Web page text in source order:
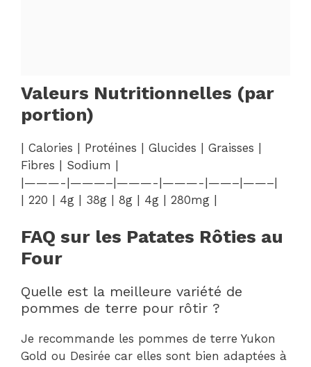
Valeurs Nutritionnelles (par
portion)
| Calories | Protéines | Glucides | Graisses |
Fibres | Sodium |
|———-|———–|———-|———-|——–|——–|
| 220 | 4g | 38g | 8g | 4g | 280mg |
FAQ sur les Patates Rôties au
Four
Quelle est la meilleure variété de
pommes de terre pour rôtir ?
Je recommande les pommes de terre Yukon
Gold ou Desirée car elles sont bien adaptées à